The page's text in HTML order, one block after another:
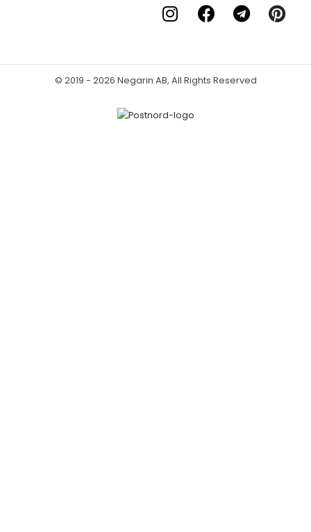
© 2019 - 2026 Negarin AB, All Rights Reserved